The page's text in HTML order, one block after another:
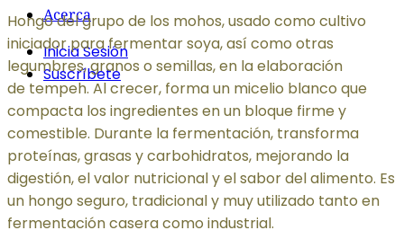
Acerca
Inicia Sesión
Suscríbete
Hongo del grupo de los mohos, usado como cultivo
iniciador para fermentar soya, así como otras
legumbres, granos o semillas, en la elaboración
de tempeh. Al crecer, forma un micelio blanco que
compacta los ingredientes en un bloque firme y
comestible. Durante la fermentación, transforma
proteínas, grasas y carbohidratos, mejorando la
digestión, el valor nutricional y el sabor del alimento. Es
un hongo seguro, tradicional y muy utilizado tanto en
fermentación casera como industrial.